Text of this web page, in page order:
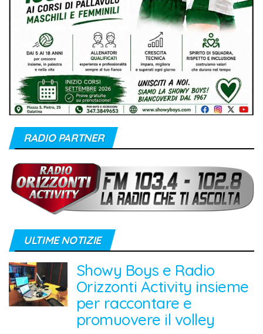
RADIO PARTNER
ULTIME NOTIZIE
Showy Boys e Radio
Orizzonti Activity insieme
per raccontare e
promuovere il volley